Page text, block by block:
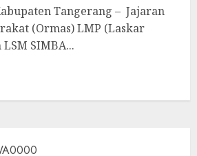
Tangerang – Jajaran
(Ormas) LMP (Laskar
SIMBA...